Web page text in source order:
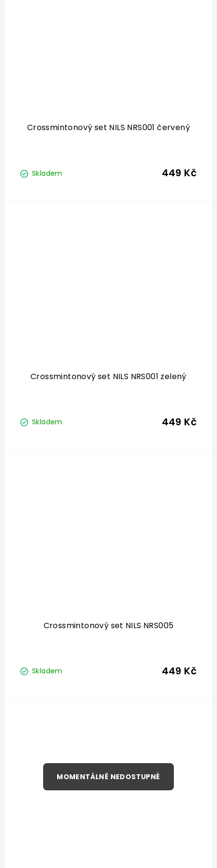
Crossmintonový set NILS NRS001 červený
Skladem 449 Kč
Crossmintonový set NILS NRS001 zelený
Skladem 449 Kč
Crossmintonový set NILS NRS005
Skladem 449 Kč